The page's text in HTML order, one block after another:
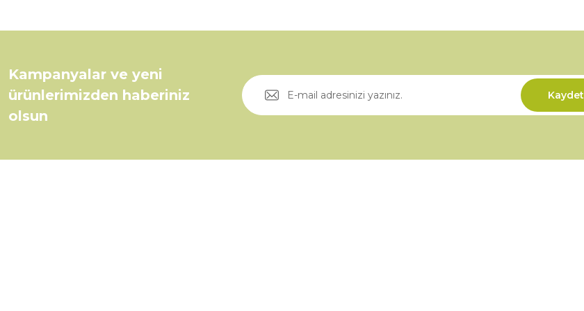
Kampanyalar ve yeni
ürünlerimizden haberiniz
olsun
Kaydet